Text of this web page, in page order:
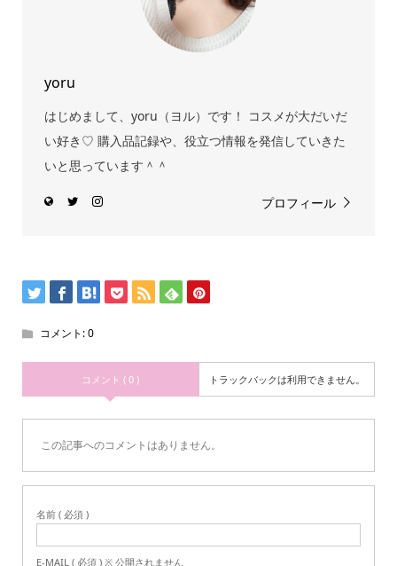
yoru
はじめまして、yoru（ヨル）です！ コスメが大だいだ
い好き♡ 購入品記録や、役立つ情報を発信していきた
いと思っています＾＾
プロフィール
コメント:0
コメント ( 0 ) トラックバックは利用できません。
この記事へのコメントはありません。
名前 ( 必須 )
E-MAIL ( 必須 ) ※ 公開されません